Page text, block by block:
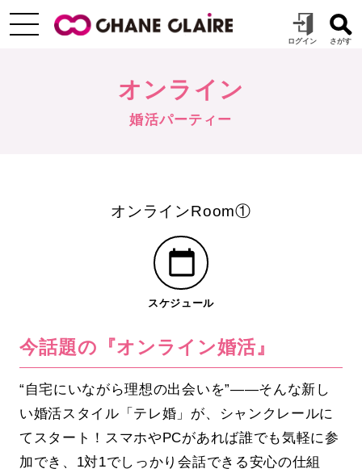
オンライン
婚活パーティー
オンラインRoom①
スケジュール
今話題の『オンライン婚活』
“自宅にいながら理想の出会いを”――そんな新し
い婚活スタイル「テレ婚」が、シャンクレールに
てスタート！スマホやPCがあれば誰でも気軽に参
加でき、1対1でしっかり会話できる安心の仕組